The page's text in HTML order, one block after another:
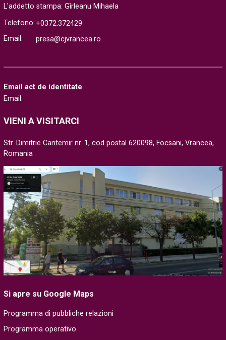
L'addetto stampa: Gîrleanu Mihaela
Telefono: +0372.372429
Email:
presa@cjvrancea.ro
Email act de identitate
Email:
VIENI A VISITARCI
Str. Dimitrie Cantemir nr. 1, cod postal 620098, Focsani, Vrancea,
Romania
Si apre su Google Maps
Programma di pubbliche relazioni
Programma operativo